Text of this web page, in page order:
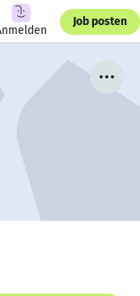
Job posten